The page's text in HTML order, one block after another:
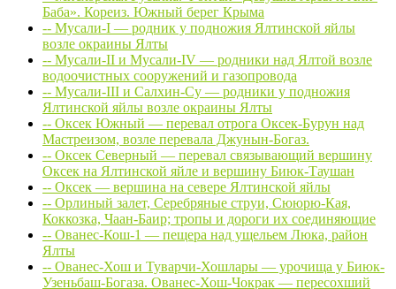
Баба». Кореиз. Южный берег Крыма
-- Мусали-I — родник у подножия Ялтинской яйлы
возле окраины Ялты
-- Мусали-II и Мусали-IV — родники над Ялтой возле
водоочистных сооружений и газопровода
-- Мусали-III и Салхин-Су — родники у подножия
Ялтинской яйлы возле окраины Ялты
-- Оксек Южный — перевал отрога Оксек-Бурун над
Мастреизом, возле перевала Джунын-Богаз.
-- Оксек Северный — перевал связывающий вершину
Оксек на Ялтинской яйле и вершину Биюк-Таушан
-- Оксек — вершина на севере Ялтинской яйлы
-- Орлиный залет, Серебряные струи, Сююрю-Кая,
Коккозка, Чаан-Баир; тропы и дороги их соединяющие
-- Ованес-Кош-1 — пещера над ущельем Люка, район
Ялты
-- Ованес-Хош и Туварчи-Хошлары — урочища у Биюк-
Узеньбаш-Богаза. Ованес-Хош-Чокрак — пересохший